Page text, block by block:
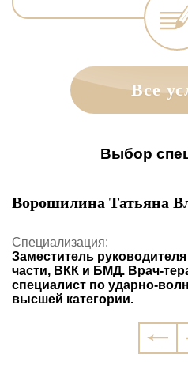
Все
Выбор
Ворошилина Татьяна
Специализация:
Заместитель
части, ВКК и БМД. Врач-
специалист по ударно-
высшей категории.